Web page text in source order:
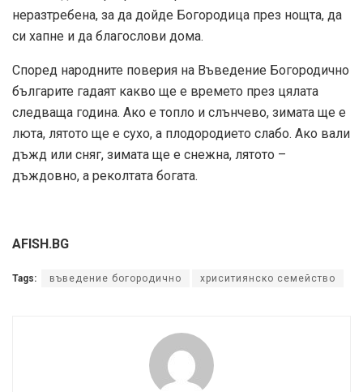
неразтребена, за да дойде Богородица през нощта, да
си хапне и да благослови дома.
Според народните поверия на Въведение Богородично
българите гадаят какво ще е времето през цялата
следваща година. Ако е топло и слънчево, зимата ще е
люта, лятото ще е сухо, а плодородието слабо. Ако вали
дъжд или сняг, зимата ще е снежна, лятото –
дъждовно, а реколтата богата.
AFISH.BG
Tags: въведение богородично хриситиянско семейство